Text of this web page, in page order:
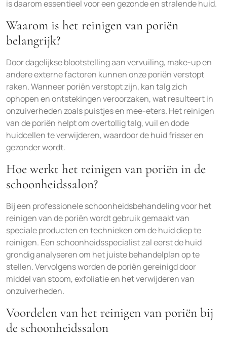
is daarom essentieel voor een gezonde en stralende huid.
Waarom is het reinigen van poriën
belangrijk?
Door dagelijkse blootstelling aan vervuiling, make-up en
andere externe factoren kunnen onze poriën verstopt
raken. Wanneer poriën verstopt zijn, kan talg zich
ophopen en ontstekingen veroorzaken, wat resulteert in
onzuiverheden zoals puistjes en mee-eters. Het reinigen
van de poriën helpt om overtollig talg, vuil en dode
huidcellen te verwijderen, waardoor de huid frisser en
gezonder wordt.
Hoe werkt het reinigen van poriën in de
schoonheidssalon?
Bij een professionele schoonheidsbehandeling voor het
reinigen van de poriën wordt gebruik gemaakt van
speciale producten en technieken om de huid diep te
reinigen. Een schoonheidsspecialist zal eerst de huid
grondig analyseren om het juiste behandelplan op te
stellen. Vervolgens worden de poriën gereinigd door
middel van stoom, exfoliatie en het verwijderen van
onzuiverheden.
Voordelen van het reinigen van poriën bij
de schoonheidssalon